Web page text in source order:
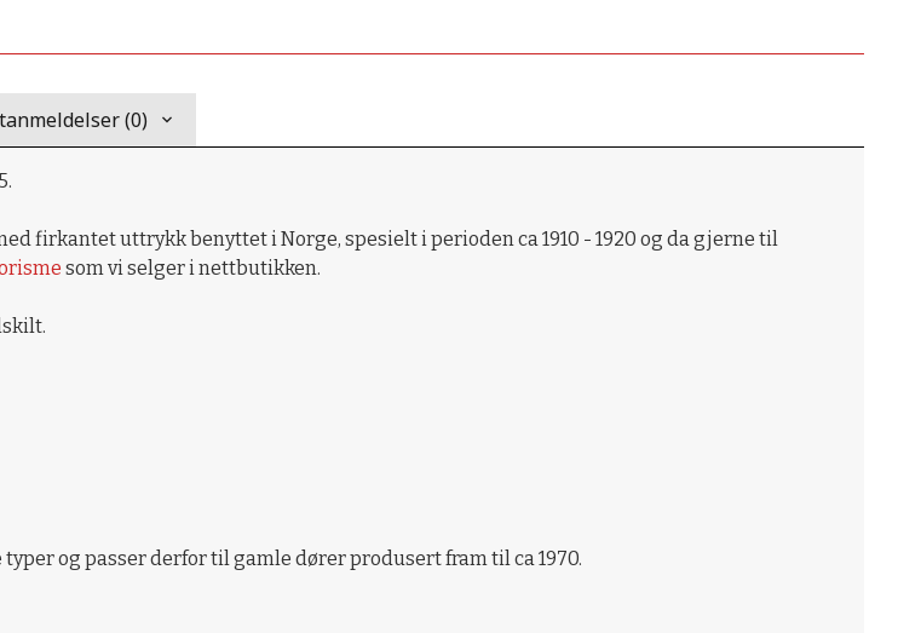
(0)
firkantet uttrykk benyttet i Norge, spesielt i perioden ca 1910 - 1920 og da gjerne til
som vi selger i nettbutikken.
og passer derfor til gamle dører produsert fram til ca 1970.